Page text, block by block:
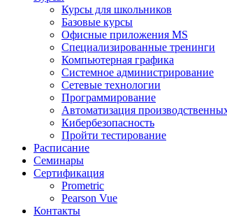
Курсы для школьников
Базовые курсы
Офисные приложения MS
Специализированные тренинги
Компьютерная графика
Системное администрирование
Сетевые технологии
Программирование
Автоматизация
Кибербезопасность
Пройти тестирование
Расписание
Семинары
Сертификация
Prometric
Pearson Vue
Контакты